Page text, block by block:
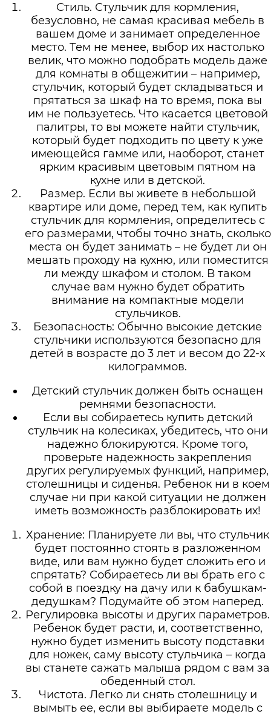
Стиль. Стульчик для кормления,
безусловно, не самая красивая мебель в
вашем доме и занимает определенное
место. Тем не менее, выбор их настолько
велик, что можно подобрать модель даже
для комнаты в общежитии – например,
стульчик, который будет складываться и
прятаться за шкаф на то время, пока вы
им не пользуетесь. Что касается цветовой
палитры, то вы можете найти стульчик,
который будет подходить по цвету к уже
имеющейся гамме или, наоборот, станет
ярким красивым цветовым пятном на
кухне или в детской.
Размер. Если вы живете в небольшой
квартире или доме, перед тем, как купить
стульчик для кормления, определитесь с
его размерами, чтобы точно знать, сколько
места он будет занимать – не будет ли он
мешать проходу на кухню, или поместится
ли между шкафом и столом. В таком
случае вам нужно будет обратить
внимание на компактные модели
стульчиков.
Безопасность: Обычно высокие детские
стульчики используются безопасно для
детей в возрасте до 3 лет и весом до 22-х
килограммов.
Детский стульчик должен быть оснащен
ремнями безопасности.
Если вы собираетесь купить детский
стульчик на колесиках, убедитесь, что они
надежно блокируются. Кроме того,
проверьте надежность закрепления
других регулируемых функций, например,
столешницы и сиденья. Ребенок ни в коем
случае ни при какой ситуации не должен
иметь возможность разблокировать их!
Хранение: Планируете ли вы, что стульчик
будет постоянно стоять в разложенном
виде, или вам нужно будет сложить его и
спрятать? Собираетесь ли вы брать его с
собой в поездку на дачу или к бабушкам-
дедушкам? Подумайте об этом наперед.
Регулировка высоты и других параметров.
Ребенок будет расти, и, соответственно,
нужно будет изменить высоту подставки
для ножек, саму высоту стульчика – когда
вы станете сажать малыша рядом с вам за
обеденный стол.
Чистота. Легко ли снять столешницу и
вымыть ее, если вы выбираете модель с